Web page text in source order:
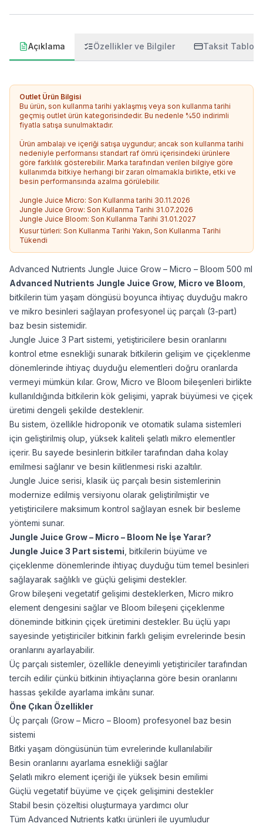
Açıklama Özellikler ve Bilgiler Taksit
Outlet Ürün Bilgisi
Bu ürün, son kullanma tarihi yaklaşmış veya son kullanma tarihi
geçmiş outlet ürün kategorisindedir. Bu nedenle %50 indirimli
fiyatla satışa sunulmaktadır.
Ürün ambalajı ve içeriği satışa uygundur; ancak son kullanma tarihi
nedeniyle performansı standart raf ömrü içerisindeki ürünlere
göre farklılık gösterebilir. Marka tarafından verilen bilgiye göre
kullanımda bitkiye herhangi bir zararı olmamakla birlikte, etki ve
besin performansında azalma görülebilir.
Jungle Juice Micro: Son Kullanma tarihi 30.11.2026
Jungle Juice Grow: Son Kullanma Tarihi 31.07.2026
Jungle Juice Bloom: Son Kullanma Tarihi 31.01.2027
Kusur türleri: Son Kullanma Tarihi Yakın, Son Kullanma Tarihi
Tükendi
Advanced Nutrients Jungle Juice Grow – Micro – Bloom 500 ml
Advanced Nutrients Jungle Juice Grow, Micro ve Bloom,
bitkilerin tüm yaşam döngüsü boyunca ihtiyaç duyduğu makro
ve mikro besinleri sağlayan profesyonel üç parçalı (3-part)
baz besin sistemidir.
Jungle Juice 3 Part sistemi, yetiştiricilere besin oranlarını
kontrol etme esnekliği sunarak bitkilerin gelişim ve çiçeklenme
dönemlerinde ihtiyaç duyduğu elementleri doğru oranlarda
vermeyi mümkün kılar. Grow, Micro ve Bloom bileşenleri birlikte
kullanıldığında bitkilerin kök gelişimi, yaprak büyümesi ve çiçek
üretimi dengeli şekilde desteklenir.
Bu sistem, özellikle hidroponik ve otomatik sulama sistemleri
için geliştirilmiş olup, yüksek kaliteli şelatlı mikro elementler
içerir. Bu sayede besinlerin bitkiler tarafından daha kolay
emilmesi sağlanır ve besin kilitlenmesi riski azaltılır.
Jungle Juice serisi, klasik üç parçalı besin sistemlerinin
modernize edilmiş versiyonu olarak geliştirilmiştir ve
yetiştiricilere maksimum kontrol sağlayan esnek bir besleme
yöntemi sunar.
Jungle Juice Grow – Micro – Bloom Ne İşe Yarar?
Jungle Juice 3 Part sistemi, bitkilerin büyüme ve
çiçeklenme dönemlerinde ihtiyaç duyduğu tüm temel besinleri
sağlayarak sağlıklı ve güçlü gelişimi destekler.
Grow bileşeni vegetatif gelişimi desteklerken, Micro mikro
element dengesini sağlar ve Bloom bileşeni çiçeklenme
döneminde bitkinin çiçek üretimini destekler. Bu üçlü yapı
sayesinde yetiştiriciler bitkinin farklı gelişim evrelerinde besin
oranlarını ayarlayabilir.
Üç parçalı sistemler, özellikle deneyimli yetiştiriciler tarafından
tercih edilir çünkü bitkinin ihtiyaçlarına göre besin oranlarını
hassas şekilde ayarlama imkânı sunar.
Öne Çıkan Özellikler
Üç parçalı (Grow – Micro – Bloom) profesyonel baz besin
sistemi
Bitki yaşam döngüsünün tüm evrelerinde kullanılabilir
Besin oranlarını ayarlama esnekliği sağlar
Şelatlı mikro element içeriği ile yüksek besin emilimi
Güçlü vegetatif büyüme ve çiçek gelişimini destekler
Stabil besin çözeltisi oluşturmaya yardımcı olur
Tüm Advanced Nutrients katkı ürünleri ile uyumludur